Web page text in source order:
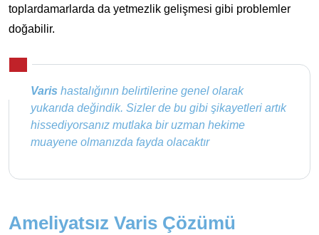
toplardamarlarda da yetmezlik gelişmesi gibi problemler
doğabilir.
Varis hastalığının belirtilerine genel olarak
yukarıda değindik. Sizler de bu gibi şikayetleri artık
hissediyorsanız mutlaka bir uzman hekime
muayene olmanızda fayda olacaktır
Ameliyatsız Varis Çözümü